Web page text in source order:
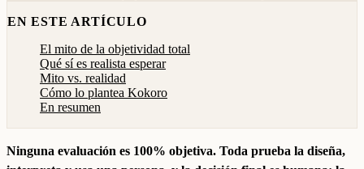
EN ESTE ARTÍCULO
El mito de la objetividad total
Qué sí es realista esperar
Mito vs. realidad
Cómo lo plantea Kokoro
En resumen
Ninguna evaluación es 100% objetiva. Toda prueba la diseña,